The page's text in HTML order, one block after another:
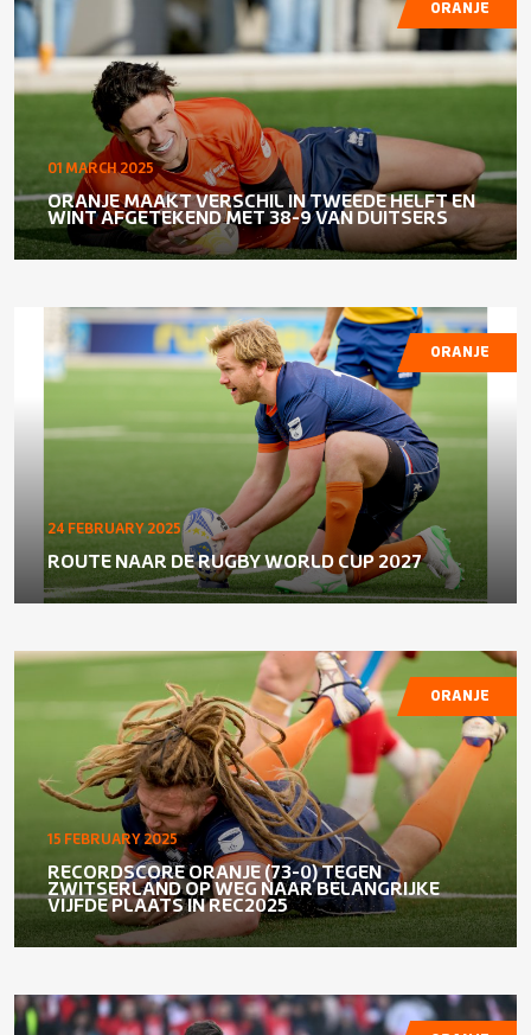
01 MARCH 2025
ORANJE MAAKT VERSCHIL IN TWEEDE HELFT EN
WINT AFGETEKEND MET 38-9 VAN DUITSERS
ORANJE
24 FEBRUARY 2025
ROUTE NAAR DE RUGBY WORLD CUP 2027
ORANJE
15 FEBRUARY 2025
RECORDSCORE ORANJE (73-0) TEGEN
ZWITSERLAND OP WEG NAAR BELANGRIJKE
VIJFDE PLAATS IN REC2025
ORANJE